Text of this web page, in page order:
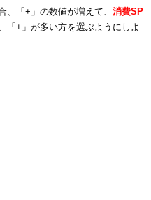
、「+」の数値が増えて、 消費SP
「+」が多い方を選ぶようにしよ